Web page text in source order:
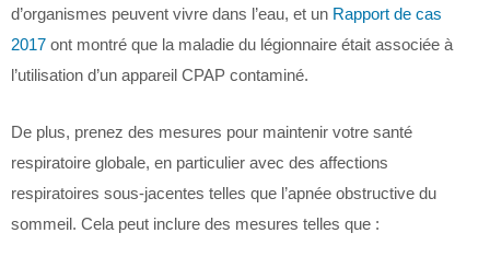
d’organismes peuvent vivre dans l’eau, et un Rapport de cas
2017 ont montré que la maladie du légionnaire était associée à
l’utilisation d’un appareil CPAP contaminé.
De plus, prenez des mesures pour maintenir votre santé
respiratoire globale, en particulier avec des affections
respiratoires sous-jacentes telles que l’apnée obstructive du
sommeil. Cela peut inclure des mesures telles que :